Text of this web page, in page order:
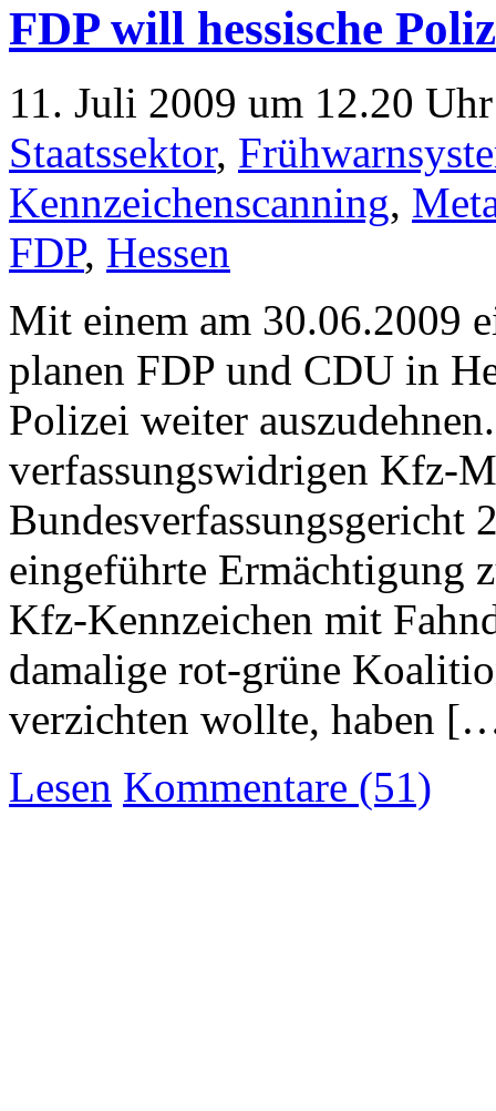
FDP will hessische
11. Juli 2009 um 12.20
Staatssektor,
Kennzeichenscanning,
FDP, Hessen
Mit einem am 30.06.2009
planen FDP und CDU in
Polizei weiter
verfassungswidrigen Kfz-
Bundesverfassungsgericht
eingeführte Ermächtigung
Kfz-Kennzeichen mit
damalige rot-grüne
verzichten wollte, haben
Lesen Kommentare (51)